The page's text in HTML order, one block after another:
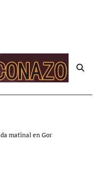
matinal en Gor